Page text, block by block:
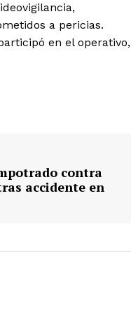
a pericias.
en el operativo,
contra
accidente en